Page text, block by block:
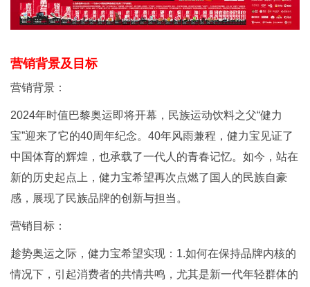
营销背景及目标
营销背景：
2024年时值巴黎奥运即将开幕，民族运动饮料之父“健力
宝”迎来了它的40周年纪念。40年风雨兼程，健力宝见证了
中国体育的辉煌，也承载了一代人的青春记忆。如今，站在
新的历史起点上，健力宝希望再次点燃了国人的民族自豪
感，展现了民族品牌的创新与担当。
营销目标：
趁势奥运之际，健力宝希望实现：1.如何在保持品牌内核的
情况下，引起消费者的共情共鸣，尤其是新一代年轻群体的